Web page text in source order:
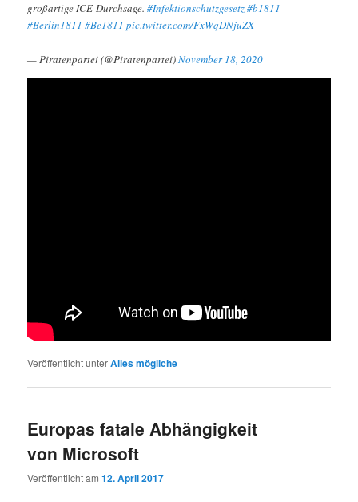
großartige ICE-Durchsage.#Infektionschutzgesetz#b1811
#Berlin1811 #Be1811 pic.twitter.com/FxWqDNjuZX
— Piratenpartei (@Piratenpartei)November 18, 2020
Veröffentlicht unterAlles mögliche
Europas fatale Abhängigkeit
von Microsoft
Veröffentlicht am12. April 2017